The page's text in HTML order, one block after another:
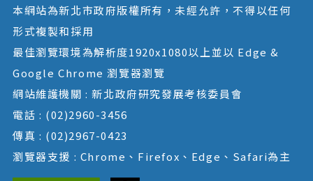
本網站為新北市政府版權所有，未經允許，不得以任何
形式複製和採用
最佳瀏覽環境為解析度1920x1080以上並以 Edge &
Google Chrome 瀏覽器瀏覽
網站維護機關 : 新北政府研究發展考核委員會
電話 : (02)2960-3456
傳真 : (02)2967-0423
瀏覽器支援 : Chrome、Firefox、Edge、Safari為主